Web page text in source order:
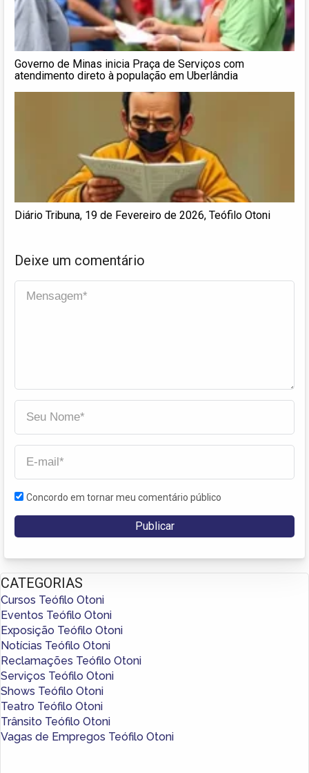
Governo de Minas inicia Praça de Serviços com
atendimento direto à população em Uberlândia
Diário Tribuna, 19 de Fevereiro de 2026, Teófilo Otoni
Deixe um comentário
Concordo em tornar meu comentário público
CATEGORIAS
Cursos Teófilo Otoni
Eventos Teófilo Otoni
Exposição Teófilo Otoni
Notícias Teófilo Otoni
Reclamações Teófilo Otoni
Serviços Teófilo Otoni
Shows Teófilo Otoni
Teatro Teófilo Otoni
Trânsito Teófilo Otoni
Vagas de Empregos Teófilo Otoni